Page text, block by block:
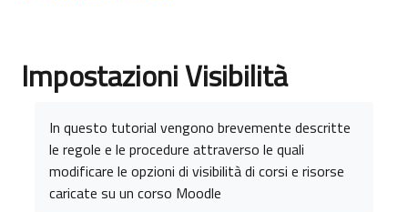
Impostazioni Visibilità
In questo tutorial vengono brevemente descritte
le regole e le procedure attraverso le quali
modificare le opzioni di visibilità di corsi e risorse
caricate su un corso Moodle